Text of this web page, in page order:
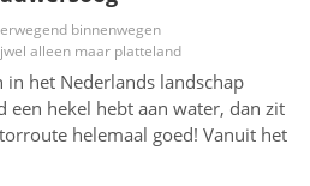
binnenwegen
alleen maar platteland
in het Nederlands landschap
een hekel hebt aan water, dan zit
helemaal goed! Vanuit het